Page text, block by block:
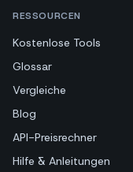
RESSOURCEN
Kostenlose Tools
Glossar
Vergleiche
Blog
API-Preisrechner
Hilfe & Anleitungen